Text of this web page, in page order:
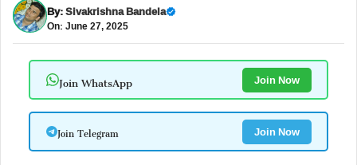
By:Sivakrishna Bandela
On: June 27, 2025
Join WhatsApp Join Now
Join Telegram Join Now